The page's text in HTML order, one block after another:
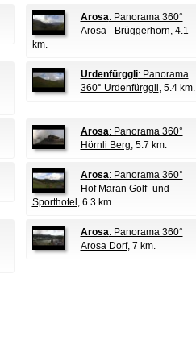
Arosa: Panorama 360°
Arosa - Brüggerhorn, 4.1
km.
Urdenfürggli: Panorama
360° Urdenfürggli, 5.4 km.
Arosa: Panorama 360°
Hörnli Berg, 5.7 km.
Arosa: Panorama 360°
Hof Maran Golf -und
Sporthotel , 6.3 km.
Arosa: Panorama 360°
Arosa Dorf, 7 km.